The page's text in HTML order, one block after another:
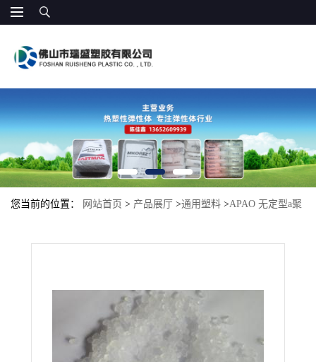
您当前的位置： 网站首页 > 产品展厅 >通用塑料 >APAO 无定型a聚